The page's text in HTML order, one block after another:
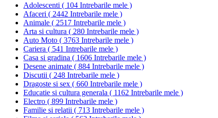
Adolescenti ( 104 Intrebarile mele )
Afaceri ( 2442 Intrebarile mele )
Animale ( 2517 Intrebarile mele )
Arta si cultura ( 280 Intrebarile mele )
Auto Moto ( 3763 Intrebarile mele )
Cariera ( 541 Intrebarile mele )
Casa si gradina ( 1606 Intrebarile mele )
Desene animate ( 884 Intrebarile mele )
Discutii ( 248 Intrebarile mele )
Dragoste si sex ( 660 Intrebarile mele )
Educatie si cultura generala ( 1162 Intrebarile mele )
Electro ( 899 Intrebarile mele )
Familie si relatii ( 713 Intrebarile mele )